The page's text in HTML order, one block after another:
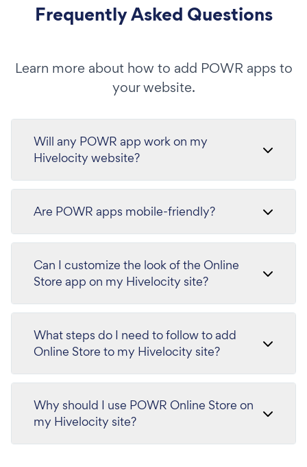
Frequently Asked Questions
Learn more about how to add POWR apps to
your website.
Will any POWR app work on my
Hivelocity website?
Are POWR apps mobile-friendly?
Can I customize the look of the Online
Store app on my Hivelocity site?
What steps do I need to follow to add
Online Store to my Hivelocity site?
Why should I use POWR Online Store on
my Hivelocity site?